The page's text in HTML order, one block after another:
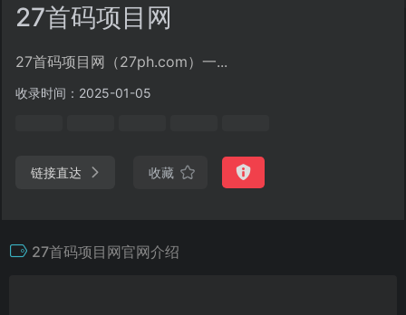
27首码项目网
27首码项目网（27ph.com）一...
收录时间：2025-01-05
链接直达 收藏
27首码项目网官网介绍